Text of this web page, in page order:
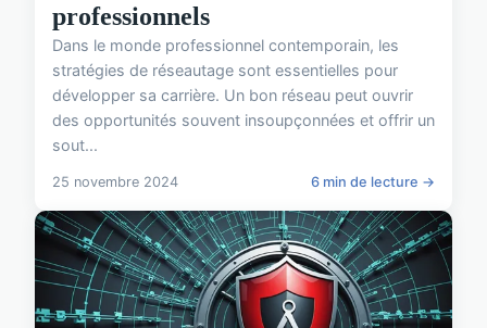
professionnels
Dans le monde professionnel contemporain, les
stratégies de réseautage sont essentielles pour
développer sa carrière. Un bon réseau peut ouvrir
des opportunités souvent insoupçonnées et offrir un
sout...
25 novembre 2024 6 min de lecture →